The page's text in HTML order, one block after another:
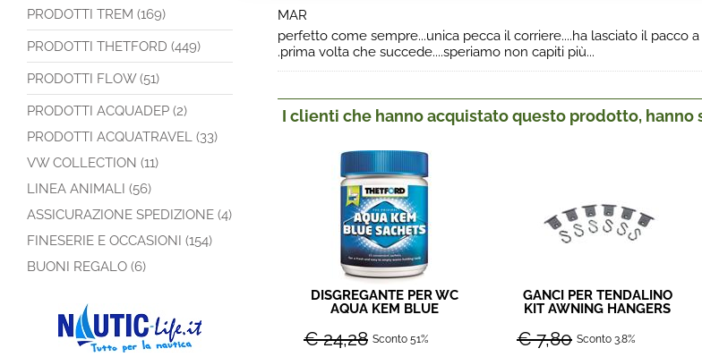
PRODOTTI TREM (169)
PRODOTTI THETFORD (449)
PRODOTTI FLOW (51)
PRODOTTI ACQUADEP (2)
PRODOTTI ACQUATRAVEL (33)
VW COLLECTION (11)
LINEA ANIMALI (56)
ASSICURAZIONE SPEDIZIONE (4)
FINESERIE E OCCASIONI (154)
BUONI REGALO (6)
MAR
perfetto come sempre...unica pecca il corriere....ha lasciato il pacco
.prima volta che succede....speriamo non capiti più...
I clienti che hanno acquistato questo prodotto,
DISGREGANTE PER WC
AQUA KEM BLUE
€ 24,28 Sconto 51%
GANCI PER TENDALINO
KIT AWNING HANGERS
€ 7,80 Sconto 3.8%